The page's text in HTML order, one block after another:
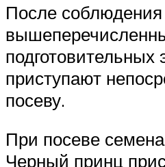
После соблюдения
подготовительных
приступают
посеву.
При посеве
Черный принц